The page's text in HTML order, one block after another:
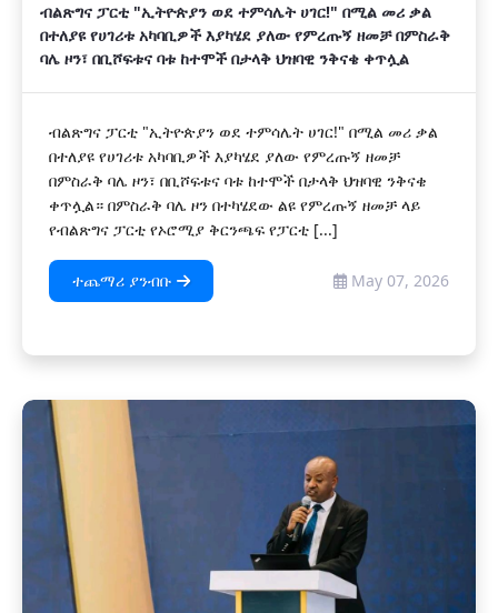
ብልጽግና ፓርቲ "ኢትዮጵያን ወደ ተምሳሌት ሀገር!" በሚል መሪ ቃል
በተለያዩ የሀገሪቱ አካባቢዎች እያካሄደ ያለው የምረጡኝ ዘመቻ በምስራቅ
ባሌ ዞን፣ በቢሾፍቱና ባቱ ከተሞች በታላቅ ህዝባዊ ንቅናቄ ቀጥሏል
ብልጽግና ፓርቲ "ኢትዮጵያን ወደ ተምሳሌት ሀገር!" በሚል መሪ ቃል
በተለያዩ የሀገሪቱ አካባቢዎች እያካሄደ ያለው የምረጡኝ ዘመቻ
በምስራቅ ባሌ ዞን፣ በቢሾፍቱና ባቱ ከተሞች በታላቅ ህዝባዊ ንቅናቄ
ቀጥሏል። በምስራቅ ባሌ ዞን በተካሄደው ልዩ የምረጡኝ ዘመቻ ላይ
የብልጽግና ፓርቲ የኦሮሚያ ቅርንጫፍ የፓርቲ [...]
ተጨማሪ ያንብቡ May 07, 2026